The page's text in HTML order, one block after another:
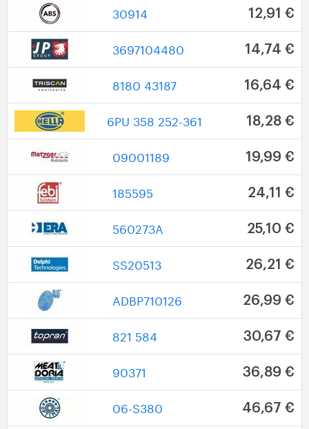
30914 12,91 €
3697104480 14,74 €
8180 43187 16,64 €
6PU 358 252-361 18,28 €
09001189 19,99 €
185595 24,11 €
560273A 25,10 €
SS20513 26,21 €
ADBP710126 26,99 €
821 584 30,67 €
90371 36,89 €
06-S380 46,67 €